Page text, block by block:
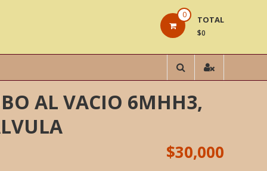
0 TOTAL
$0
AL VACIO 6MHH3,
$30,000